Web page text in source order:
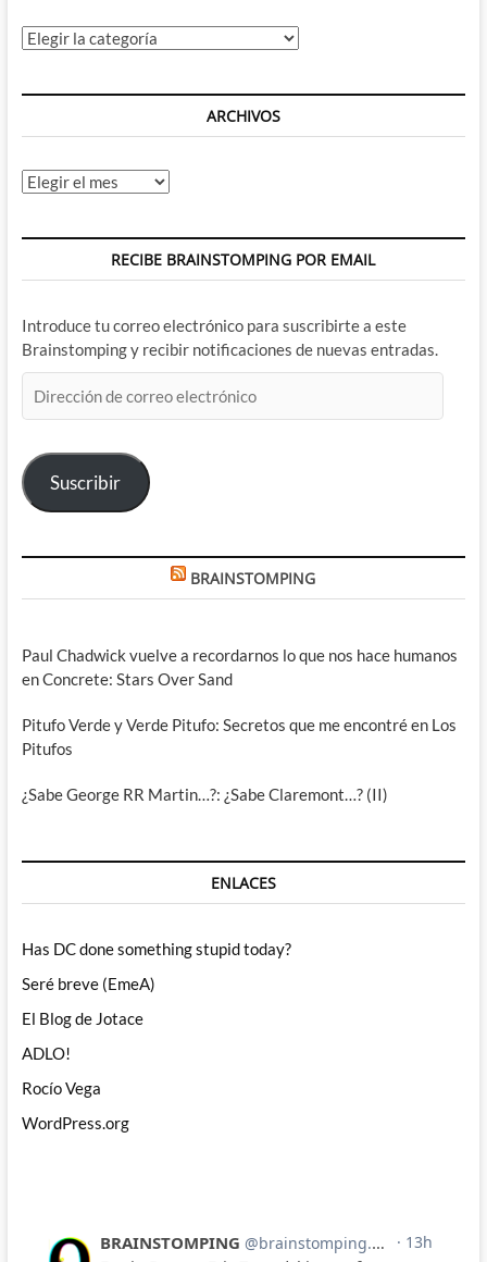
tan
profunda
nos
muestra
lado
Brubaker
Philips
a
lo
se
Categorías
ARCHIVOS
Archivos
RECIBE BRAINSTOMPING POR EMAIL
Introduce tu correo electrónico para suscribirte a este
Brainstomping y recibir notificaciones de nuevas entradas.
de
electrónico
Suscribir
BRAINSTOMPING
Paul Chadwick vuelve a recordarnos lo que nos hace humanos
en Concrete: Stars Over Sand
Pitufo Verde y Verde Pitufo: Secretos que me encontré en Los
Pitufos
¿Sabe George RR Martin…?: ¿Sabe Claremont…? (II)
ENLACES
Has DC done something stupid today?
Seré breve (EmeA)
El Blog de Jotace
ADLO!
Rocío Vega
WordPress.org